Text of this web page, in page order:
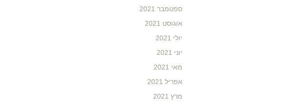
ספטמבר 2021
אוגוסט 2021
יולי 2021
יוני 2021
מאי 2021
אפריל 2021
מרץ 2021